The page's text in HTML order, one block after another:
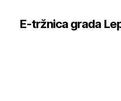
E-tržnica grada